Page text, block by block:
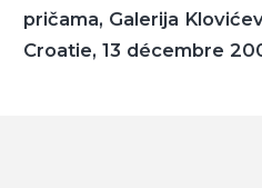
pričama, Galerija
Croatie, 13 décembre